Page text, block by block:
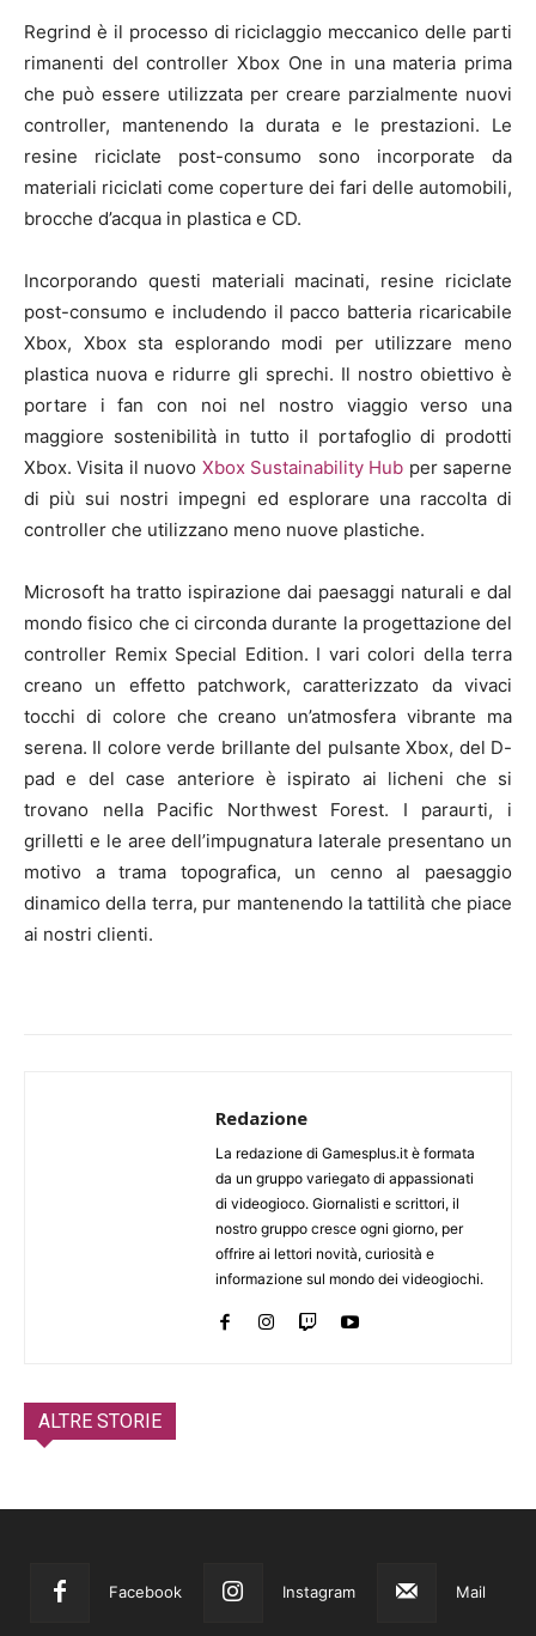
Regrind è il processo di riciclaggio meccanico delle parti
rimanenti del controller Xbox One in una materia prima
che può essere utilizzata per creare parzialmente nuovi
controller, mantenendo la durata e le prestazioni. Le
resine riciclate post-consumo sono incorporate da
materiali riciclati come coperture dei fari delle automobili,
brocche d’acqua in plastica e CD.
Incorporando questi materiali macinati, resine riciclate
post-consumo e includendo il pacco batteria ricaricabile
Xbox, Xbox sta esplorando modi per utilizzare meno
plastica nuova e ridurre gli sprechi. Il nostro obiettivo è
portare i fan con noi nel nostro viaggio verso una
maggiore sostenibilità in tutto il portafoglio di prodotti
Xbox. Visita il nuovo Xbox Sustainability Hub per saperne
di più sui nostri impegni ed esplorare una raccolta di
controller che utilizzano meno nuove plastiche.
Microsoft ha tratto ispirazione dai paesaggi naturali e dal
mondo fisico che ci circonda durante la progettazione del
controller Remix Special Edition. I vari colori della terra
creano un effetto patchwork, caratterizzato da vivaci
tocchi di colore che creano un’atmosfera vibrante ma
serena. Il colore verde brillante del pulsante Xbox, del D-
pad e del case anteriore è ispirato ai licheni che si
trovano nella Pacific Northwest Forest. I paraurti, i
grilletti e le aree dell’impugnatura laterale presentano un
motivo a trama topografica, un cenno al paesaggio
dinamico della terra, pur mantenendo la tattilità che piace
ai nostri clienti.
Redazione
La redazione di Gamesplus.it è formata
da un gruppo variegato di appassionati
di videogioco. Giornalisti e scrittori, il
nostro gruppo cresce ogni giorno, per
offrire ai lettori novità, curiosità e
informazione sul mondo dei videogiochi.
ALTRE STORIE
Facebook Instagram Mail